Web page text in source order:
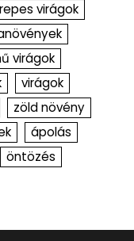
virágok
virágok
virágok
zöld növény
ápolás
öntözés